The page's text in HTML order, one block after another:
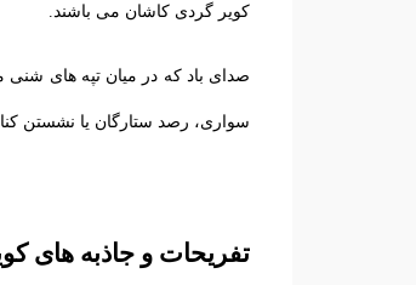
کویر گردی کاشان می باشند.
صدای باد که در میان تپه ‌های
سواری، رصد ستارگان یا نشستن
تفریحات و جاذبه‌ های